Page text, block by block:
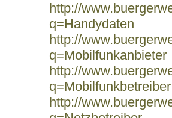
http://
q=Handydaten
http://
q=Mobilfunkanbieter
http://
q=Mobilfunkbetreiber
http://